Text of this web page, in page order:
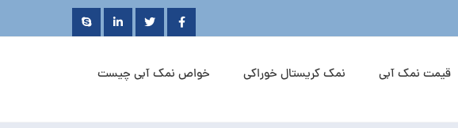
قیمت نمک آبی نمک کریستال خوراکی خواص نمک آبی چیست